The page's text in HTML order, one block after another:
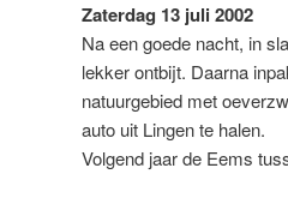
Zaterdag 13 juli 2002
Na een goede nacht, in
lekker ontbijt. Daarna
natuurgebied met
auto uit Lingen te halen.
Volgend jaar de Eems